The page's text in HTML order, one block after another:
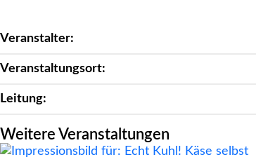
Veranstalter:
Veranstaltungsort:
Leitung:
Weitere Veranstaltungen